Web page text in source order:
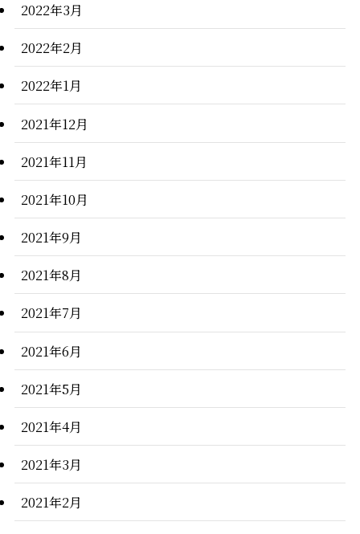
2022年3月
2022年2月
2022年1月
2021年12月
2021年11月
2021年10月
2021年9月
2021年8月
2021年7月
2021年6月
2021年5月
2021年4月
2021年3月
2021年2月